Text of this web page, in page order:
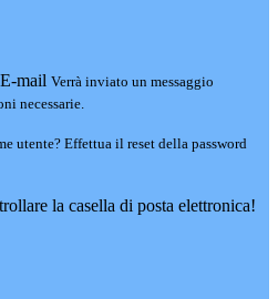
E-mail Verrà inviato un messaggio
necessarie.
utente? Effettua il reset della password
la casella di posta elettronica!